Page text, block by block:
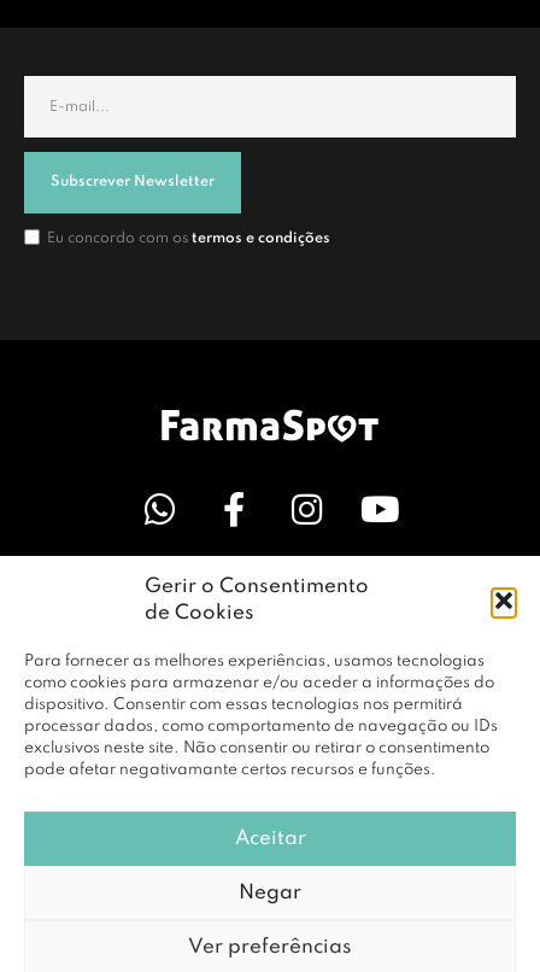
Gerir o Consentimento
de Cookies
Para fornecer as melhores experiências, usamos tecnologias
como cookies para armazenar e/ou aceder a informações do
dispositivo. Consentir com essas tecnologias nos permitirá
processar dados, como comportamento de navegação ou IDs
exclusivos neste site. Não consentir ou retirar o consentimento
pode afetar negativamante certos recursos e funções.
Aceitar
Negar
Ver preferências
Subscrever Newsletter
Eu concordo com os termos e condições
LINKS ÚTEIS
EMPRESA
PERFIL
© Copyright 2026 RBF Distribuição Lda. Todos os Direitos